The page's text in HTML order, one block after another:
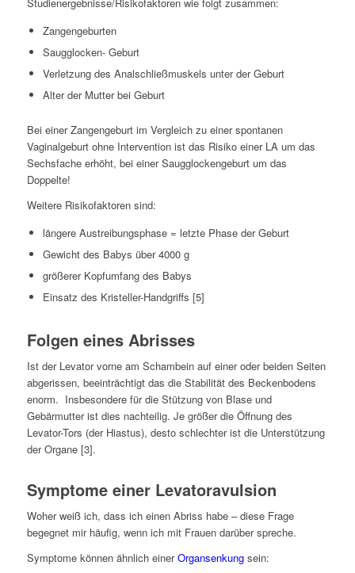
Zangengeburten
Saugglocken- Geburt
Verletzung des Analschließmuskels unter der Geburt
Alter der Mutter bei Geburt
Bei einer Zangengeburt im Vergleich zu einer spontanen
Vaginalgeburt ohne Intervention ist das Risiko einer LA um das
Sechsfache erhöht, bei einer Saugglockengeburt um das
Doppelte!
Weitere Risikofaktoren sind:
längere Austreibungsphase = letzte Phase der Geburt
Gewicht des Babys über 4000 g
größerer Kopfumfang des Babys
Einsatz des Kristeller-Handgriffs [5]
Folgen eines Abrisses
Ist der Levator vorne am Schambein auf einer oder beiden Seiten
abgerissen, beeinträchtigt das die Stabilität des Beckenbodens
enorm. Insbesondere für die Stützung von Blase und
Gebärmutter ist dies nachteilig. Je größer die Öffnung des
Levator-Tors (der Hiastus), desto schlechter ist die Unterstützung
der Organe [3].
Symptome einer Levatoravulsion
Woher weiß ich, dass ich einen Abriss habe – diese Frage
begegnet mir häufig, wenn ich mit Frauen darüber spreche.
Symptome können ähnlich einerOrgansenkungsein: